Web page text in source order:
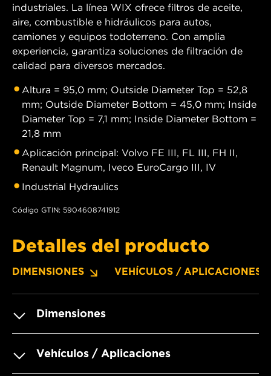
industriales. La línea WIX ofrece filtros de aceite,
aire, combustible e hidráulicos para autos,
camiones y equipos todoterreno. Con amplia
experiencia, garantiza soluciones de filtración de
calidad para diversos mercados.
Altura = 95,0 mm; Outside Diameter Top = 52,8
mm; Outside Diameter Bottom = 45,0 mm; Inside
Diameter Top = 7,1 mm; Inside Diameter Bottom =
21,8 mm
Aplicación principal: Volvo FE III, FL III, FH II,
Renault Magnum, Iveco EuroCargo III, IV
Industrial Hydraulics
Código GTIN: 5904608741912
Detalles del producto
DIMENSIONES VEHÍCULOS / APLICACIONES
Dimensiones
Vehículos / Aplicaciones